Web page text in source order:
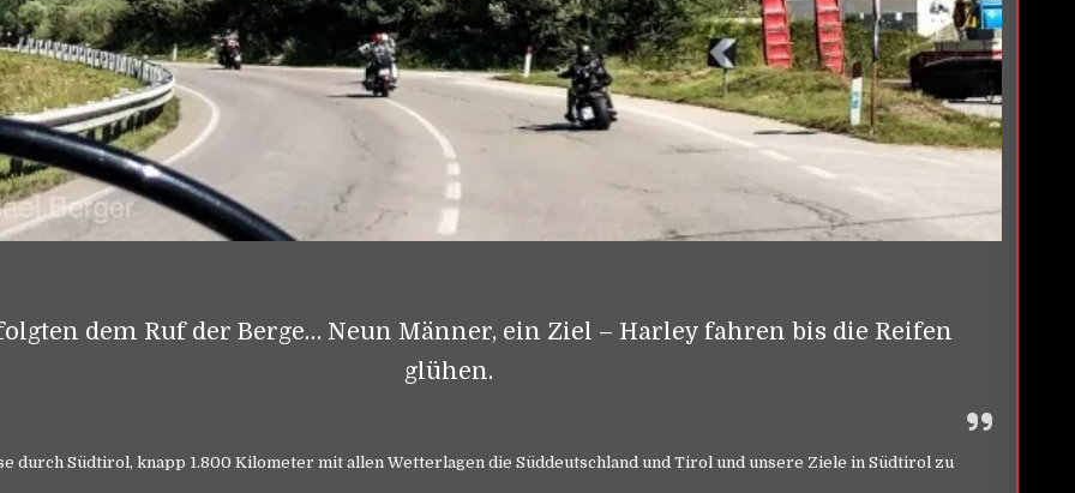
dem Ruf der Berge… Neun Männer, ein Ziel – Harley fahren bis die Reifen
glühen.
durch Südtirol, knapp 1.800 Kilometer mit allen Wetterlagen die Süddeutschland und Tirol und unsere Ziele in Südtirol zu